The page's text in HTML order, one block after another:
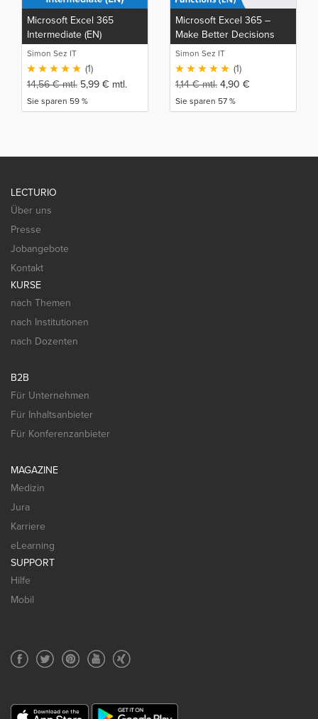
Microsoft Excel 365
Intermediate (EN)
Simon Sez IT
(1)
14,56€mtl. 5,99 € mtl.
Sie sparen 59 %
Microsoft Excel 365 –
Make Better Decisions
with Logical Functions
(EN)
Simon Sez IT
(1)
1,14€mtl. 4,90 €
Sie sparen 57 %
LECTURIO
Über uns
Presse
Jobangebote
Kontakt
KURSE
nach Themen
nach Institutionen
nach Dozenten
B2B
Für Unternehmen
Für Inhaltsanbieter
Für Konferenzanbieter
MAGAZINE
Medizin
Jura
Karriere
eLearning
SUPPORT
Hilfe
Mobil